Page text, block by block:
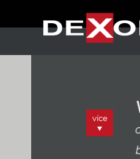
více